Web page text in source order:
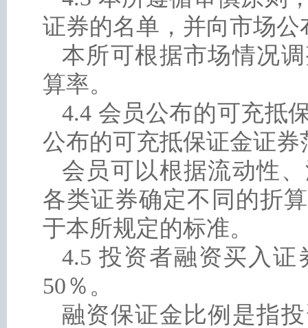
证券的名单，并向市场公
本所可根据市场情况
算率。
4.4 会员公布的可充抵
公布的可充抵保证金证券
会员可以根据流动性
各类证券确定不同的折
于本所规定的标准。
4.5 投资者融资买入
50％。
融资保证金比例是指